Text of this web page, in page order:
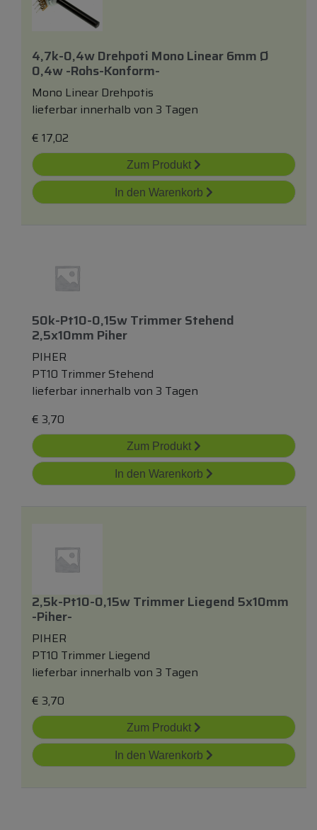
4,7k-0,4w Drehpoti Mono Linear 6mm Ø
0,4w -rohs-Konform-
Mono Linear Drehpotis
lieferbar innerhalb von 3 Tagen
€ 17,02
Zum Produkt
In den Warenkorb
50k-Pt10-0,15w Trimmer Stehend
2,5x10mm Piher
PIHER
PT10 Trimmer Stehend
lieferbar innerhalb von 3 Tagen
€ 3,70
Zum Produkt
In den Warenkorb
2,5k-Pt10-0,15w Trimmer Liegend 5x10mm
-piher-
PIHER
PT10 Trimmer Liegend
lieferbar innerhalb von 3 Tagen
€ 3,70
Zum Produkt
In den Warenkorb